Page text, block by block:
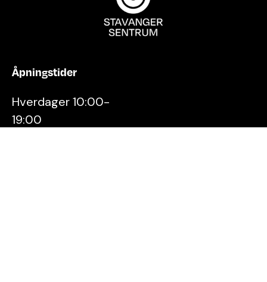
Åpningstider
Hverdager 10:00-
19:00